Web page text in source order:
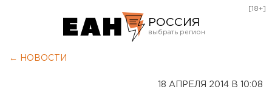
РОССИЯ
[18+]
← НОВОСТИ
18 АПРЕЛЯ 2014 В 10:08